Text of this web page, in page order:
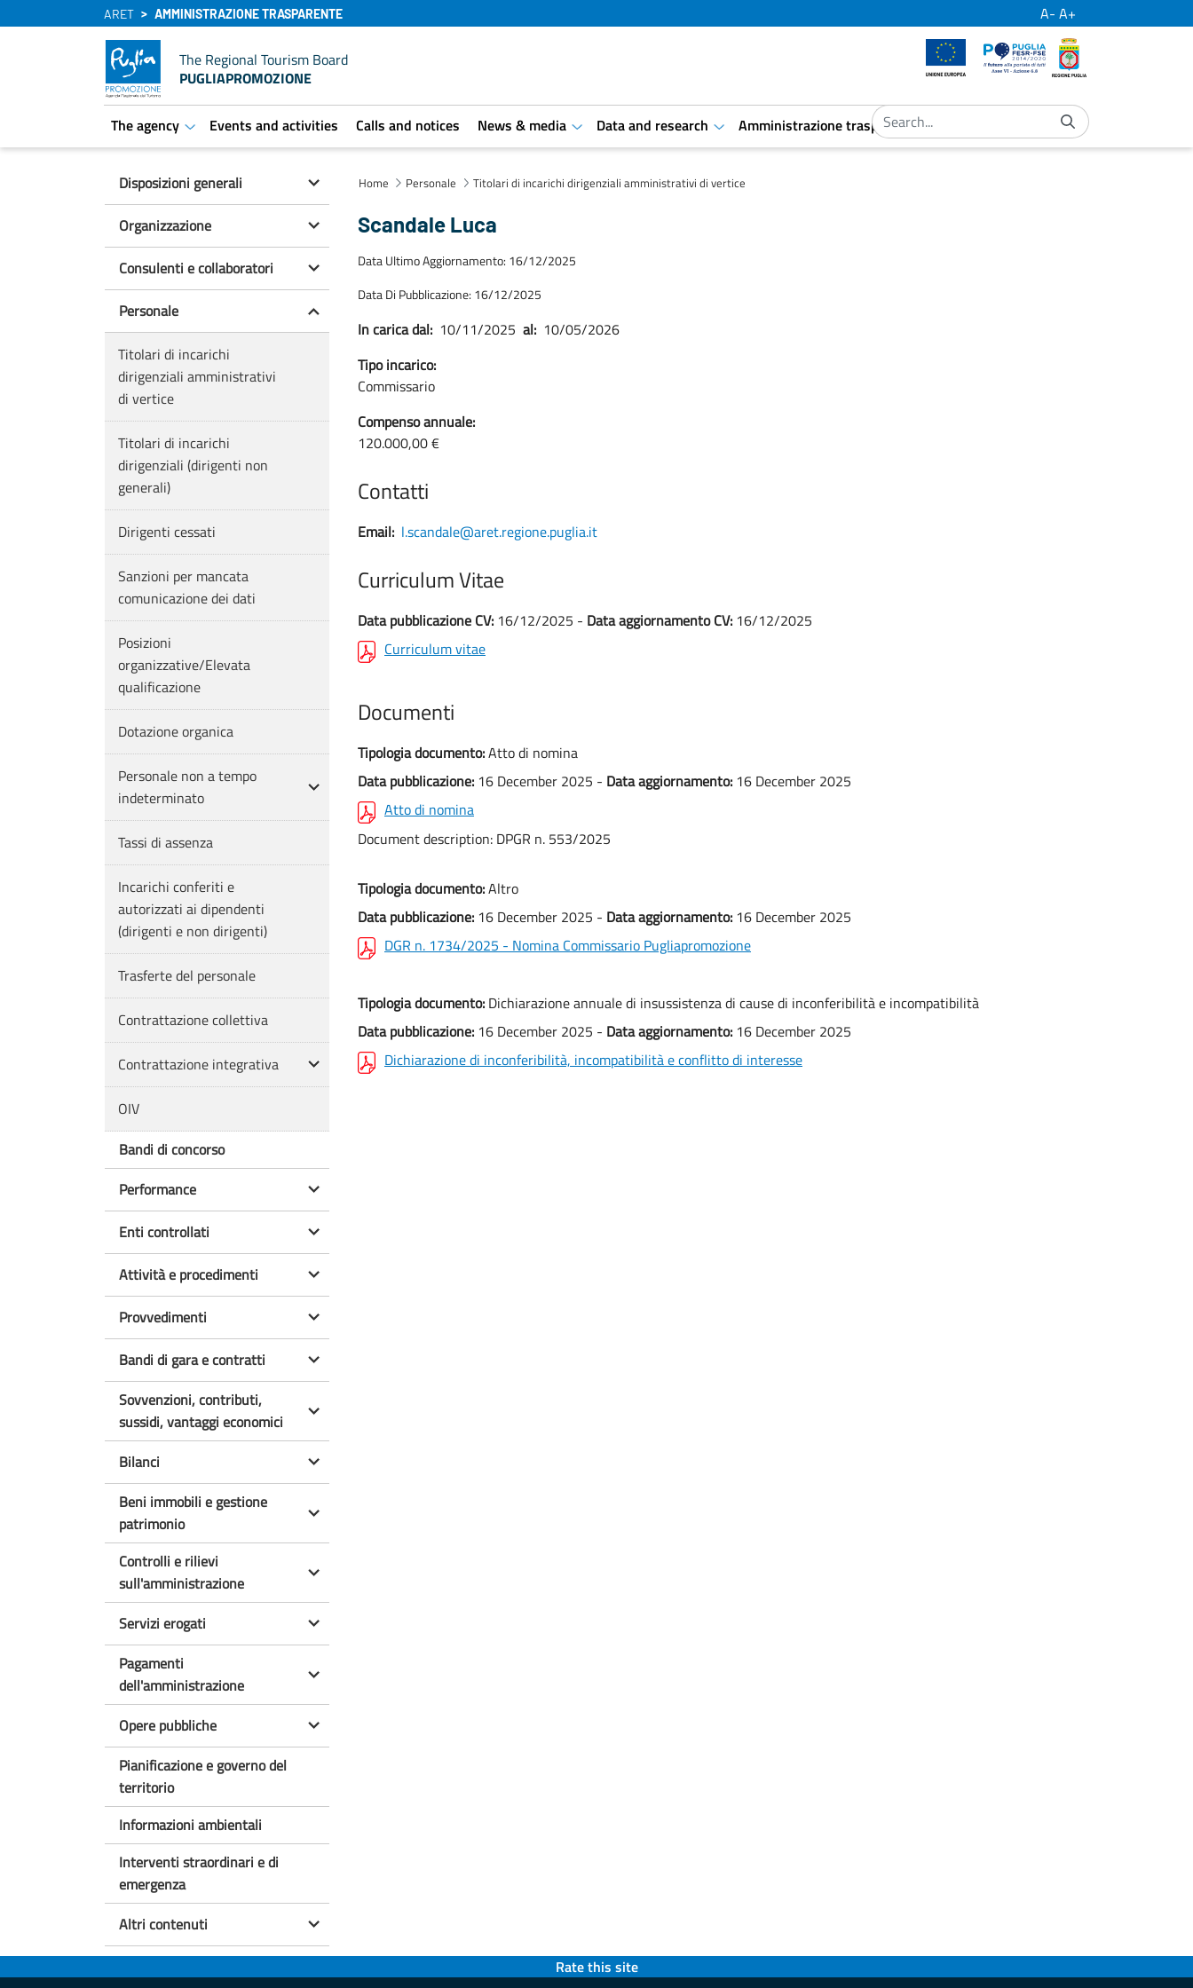
ARET AMMINISTRAZIONE TRASPARENTE A- A+
The Regional Tourism Board
PUGLIAPROMOZIONE
European UnionPor Puglia
The agency
aret.open.submenu
Events and activities Calls and notices News & media
aret.open.submenu
Data and research
aret.open.submenu
Amministrazione trasparente
aret.open.submenu
Disposizioni generali
Organizzazione
Consulenti e collaboratori
Personale
Titolari di incarichi
dirigenziali amministrativi
di vertice
Titolari di incarichi
dirigenziali (dirigenti non
generali)
Dirigenti cessati
Sanzioni per mancata
comunicazione dei dati
Posizioni
organizzative/Elevata
qualificazione
Dotazione organica
Personale non a tempo
indeterminato
Tassi di assenza
Incarichi conferiti e
autorizzati ai dipendenti
(dirigenti e non dirigenti)
Trasferte del personale
Contrattazione collettiva
Contrattazione integrativa
OIV
Bandi di concorso
Performance
Enti controllati
Attività e procedimenti
Provvedimenti
Bandi di gara e contratti
Sovvenzioni, contributi,
sussidi, vantaggi economici
Bilanci
Beni immobili e gestione
patrimonio
Controlli e rilievi
sull'amministrazione
Servizi erogati
Pagamenti
dell'amministrazione
Opere pubbliche
Pianificazione e governo del
territorio
Informazioni ambientali
Interventi straordinari e di
emergenza
Altri contenuti
Home Personale Titolari di incarichi dirigenziali amministrativi di vertice
Scandale Luca
Data Ultimo Aggiornamento: 16/12/2025
Data Di Pubblicazione: 16/12/2025
In carica dal: 10/11/2025 al: 10/05/2026
Tipo incarico:
Commissario
Compenso annuale:
120.000,00 €
Contatti
Email: l.scandale@aret.regione.puglia.it
Curriculum Vitae
Data pubblicazione CV: 16/12/2025 - Data aggiornamento CV: 16/12/2025
Curriculum vitae
Documenti
Tipologia documento:Atto di nomina
Data pubblicazione: 16 December 2025 - Data aggiornamento: 16 December 2025
Atto di nomina
Document description: DPGR n. 553/2025
Tipologia documento:Altro
Data pubblicazione: 16 December 2025 - Data aggiornamento: 16 December 2025
DGR n. 1734/2025 - Nomina Commissario Pugliapromozione
Tipologia documento: Dichiarazione annuale di insussistenza di cause di inconferibilità e incompatibilità
Data pubblicazione: 16 December 2025 - Data aggiornamento: 16 December 2025
Dichiarazione di inconferibilità, incompatibilità e conflitto di interesse
Rate this site